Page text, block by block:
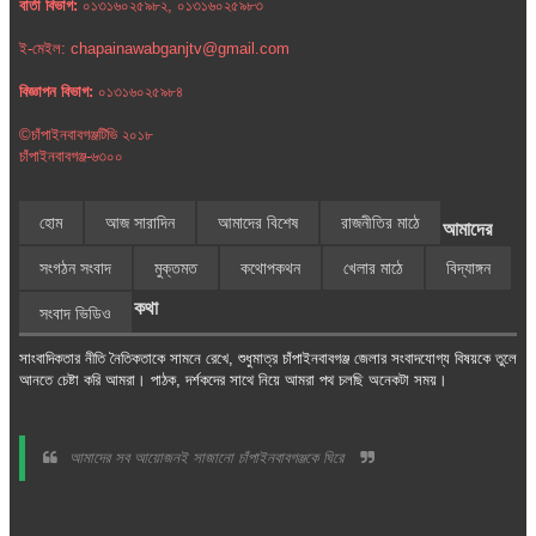
বার্তা বিভাগ: ০১৩১৬০২৫৯৮২, ০১৩১৬০২৫৯৮৩
ই-মেইল: chapainawabganjtv@gmail.com
বিজ্ঞাপন বিভাগ: ০১৩১৬০২৫৯৮৪
©চাঁপাইনবাবগঞ্জটিভি ২০১৮
চাঁপাইনবাবগঞ্জ-৬৩০০
হোম আজ সারাদিন আমাদের বিশেষ রাজনীতির মাঠে
সংগঠন সংবাদ মুক্তমত কথোপকথন খেলার মাঠে বিদ্যাঙ্গন
সংবাদ ভিডিও
আমাদের
কথা
সাংবাদিকতার নীতি নৈতিকতাকে সামনে রেখে, শুধুমাত্র চাঁপাইনবাবগঞ্জ জেলার সংবাদযোগ্য বিষয়কে তুলে
আনতে চেষ্টা করি আমরা। পাঠক, দর্শকদের সাথে নিয়ে আমরা পথ চলছি অনেকটা সময়।
আমাদের সব আয়োজনই সাজানো চাঁপাইনবাবগঞ্জকে ঘিরে